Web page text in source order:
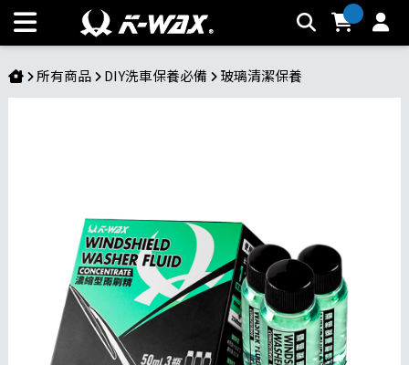
【濃縮型雨刷精】快速除油膜，50倍高濃縮配比，汽車玻璃清
潔不留水痕 | K-WAX台灣汽車美容材料
所有商品 DIY洗車保養必備 玻璃清潔保養